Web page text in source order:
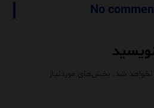
No
شد. بخش‌های موردنیاز